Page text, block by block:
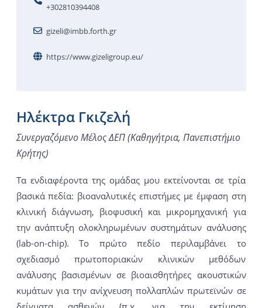
+302810394408
gizeli@imbb.forth.gr
https://www.gizeligroup.eu/
Ηλέκτρα Γκιζελή
Συνεργαζόμενο Μέλος ΔΕΠ (Καθηγήτρια, Πανεπιστήμιο
Κρήτης)
Τα ενδιαφέροντα της ομάδας μου εκτείνονται σε τρία
βασικά πεδία: βιοαναλυτικές επιστήμες με έμφαση στη
κλινική διάγνωση, βιοφυσική και μικρομηχανική για
την ανάπτυξη ολοκληρωμένων συστημάτων ανάλυσης
(lab-on-chip). Το πρώτο πεδίο περιλαμβάνει το
σχεδιασμό πρωτοποριακών κλινικών μεθόδων
ανάλυσης βασισμένων σε βιοαισθητήρες ακουστικών
κυμάτων για την ανίχνευση πολλαπλών πρωτεϊνών σε